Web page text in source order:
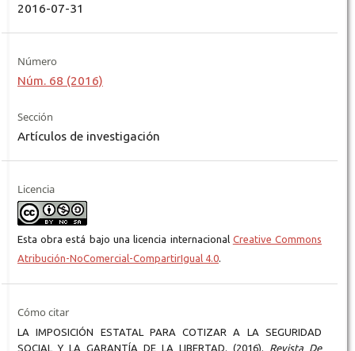
2016-07-31
Número
Núm. 68 (2016)
Sección
Artículos de investigación
Licencia
Esta obra está bajo una licencia internacional Creative Commons
Atribución-NoComercial-CompartirIgual 4.0.
Cómo citar
LA IMPOSICIÓN ESTATAL PARA COTIZAR A LA SEGURIDAD
SOCIAL Y LA GARANTÍA DE LA LIBERTAD. (2016). Revista De